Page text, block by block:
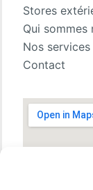
Stores
Qui sommes
Nos services
Contact